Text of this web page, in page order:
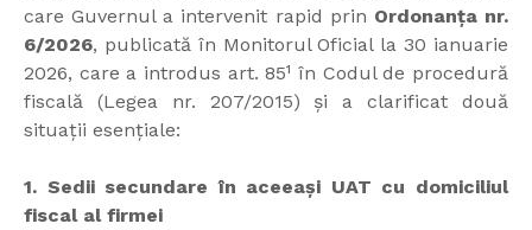
care Guvernul a intervenit rapid prin Ordonanța nr.
6/2026, publicată în Monitorul Oficial la 30 ianuarie
2026, care a introdus art. 85¹ în Codul de procedură
fiscală (Legea nr. 207/2015) și a clarificat două
situații esențiale:
1. Sedii secundare în aceeași UAT cu domiciliul
fiscal al firmei